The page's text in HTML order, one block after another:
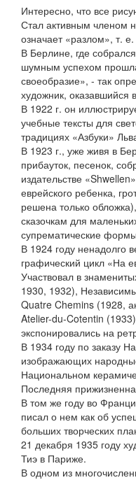
Интересно, что все
Стал активным членом
означает «разлом», т.
В Берлине, где
шумным успехом
своеобразие», - так
художник, оказавшийся
В 1922 г. он
учебные тексты для
традициях «Азбуки»
В 1923 г., уже живя в
прибауток, песенок,
издательстве
еврейского ребенка,
решена только
сказочкам для
супрематические
В 1924 году ненадолго
графический цикл «На
Участвовал в
1930, 1932),
Quatre Chemins (1928,
Atelier-du-Cotentin
экспонировались на
В 1934 году по заказу
изображающих
Национальном
Последняя
В том же году во
писал о нем как об
больших творческих
21 декабря 1935 году
Тиэ в Париже.
В одном из